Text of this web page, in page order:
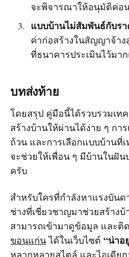
จะพิจารณาให้อนุมัติค่อ
แบบบ้านไม่สัมพันธ์กับรา
ค่าก่อสร้างในสัญญาจ้าง
ที่ธนาคารประเมินไว้มาก
บทส่งท้าย
โดยสรุป คู่มือนี้ได้รวบรวมเ
สร้างบ้านให้ผ่านได้ง่าย ๆ กา
ถ้วน และการเลือกแบบบ้านที่
จะช่วยให้เพื่อน ๆ มีบ้านในฝัน
ครับ
สำหรับใครที่กำลังหาแรงบัน
ช่างที่เชี่ยวชาญมาช่วยสร้าง
สามารถเข้ามาดูข้อมูล และติ
ขอนแก่นได้ในเว็บไซต์ “น่าอ
หลากหลายสไตล์ และไอเดีย